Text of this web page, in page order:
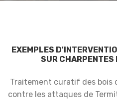
EXEMPLES
SUR CHARPENTES
Traitement curatif des bois
contre les attaques de